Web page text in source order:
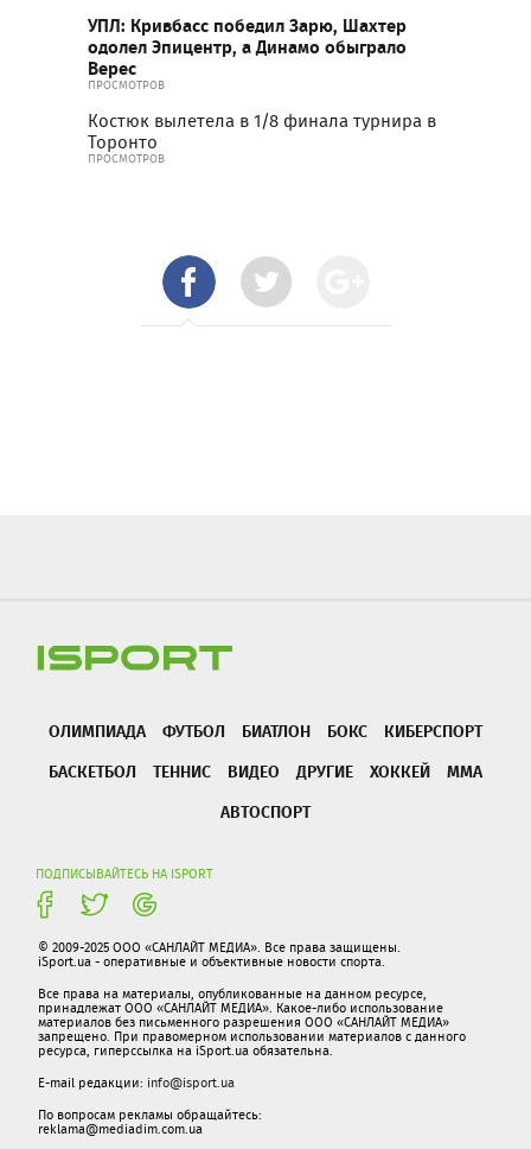
УПЛ: Кривбасс победил Зарю, Шахтер
одолел Эпицентр, а Динамо обыграло
Верес
ПРОСМОТРОВ
Костюк вылетела в 1/8 финала турнира в
Торонто
ПРОСМОТРОВ
ОЛИМПИАДА ФУТБОЛ БИАТЛОН БОКС
КИБЕРСПОРТ
БАСКЕТБОЛ
ТЕННИС ВИДЕО ДРУГИЕ ХОККЕЙ
ММА
АВТОСПОРТ
ПОДПИСЫВАЙТЕСЬ НА ISPORT
© 2009-2025 ООО «САНЛАЙТ МЕДИА». Все права защищены.
iSport.ua - оперативные и объективные новости спорта.
Все права на материалы, опубликованные на данном ресурсе,
принадлежат ООО «САНЛАЙТ МЕДИА». Какое-либо использование
материалов без письменного разрешения ООО «САНЛАЙТ МЕДИА»
запрещено. При правомерном использовании материалов с данного
ресурса, гиперссылка на iSport.ua обязательна.
E-mail редакции: info@isport.ua
По вопросам рекламы обращайтесь:
reklama@mediadim.com.ua